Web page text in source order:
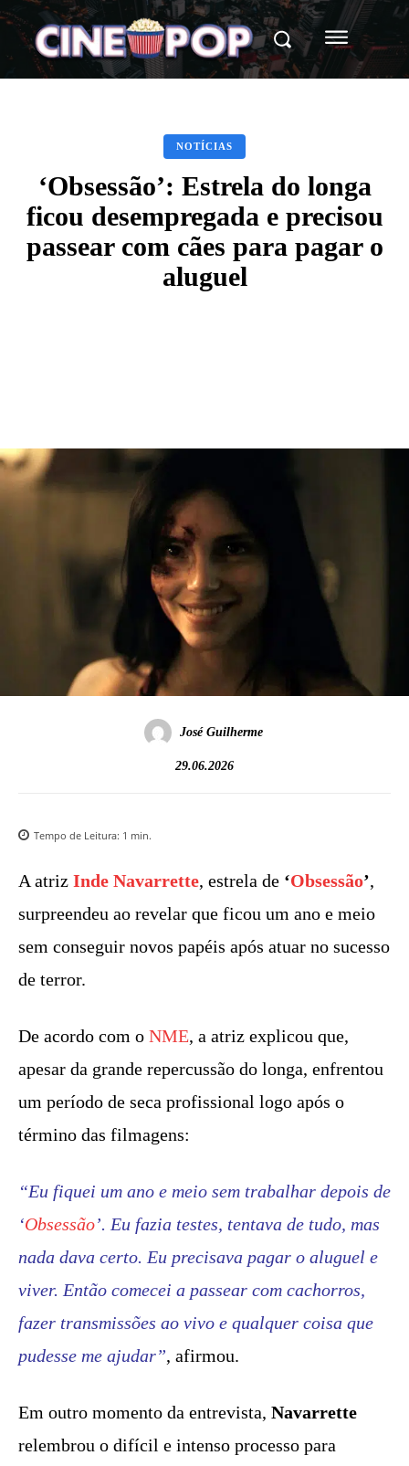
NOTÍCIAS
‘Obsessão’: Estrela do longa
ficou desempregada e precisou
passear com cães para pagar o
aluguel
José Guilherme
29.06.2026
Tempo de Leitura: 1 min.
A atriz Inde Navarrette, estrela de ‘Obsessão’,
surpreendeu ao revelar que ficou um ano e meio
sem conseguir novos papéis após atuar no sucesso
de terror.
De acordo com o NME, a atriz explicou que,
apesar da grande repercussão do longa, enfrentou
um período de seca profissional logo após o
término das filmagens:
“Eu fiquei um ano e meio sem trabalhar depois de
‘Obsessão’. Eu fazia testes, tentava de tudo, mas
nada dava certo. Eu precisava pagar o aluguel e
viver. Então comecei a passear com cachorros,
fazer transmissões ao vivo e qualquer coisa que
pudesse me ajudar”, afirmou.
Em outro momento da entrevista, Navarrette
relembrou o difícil e intenso processo para